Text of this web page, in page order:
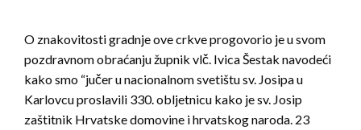
O znakovitosti gradnje ove crkve progovorio je u svom
pozdravnom obraćanju župnik vlč. Ivica Šestak navodeći
kako smo “jučer u nacionalnom svetištu sv. Josipa u
Karlovcu proslavili 330. obljetnicu kako je sv. Josip
zaštitnik Hrvatske domovine i hrvatskog naroda. 23